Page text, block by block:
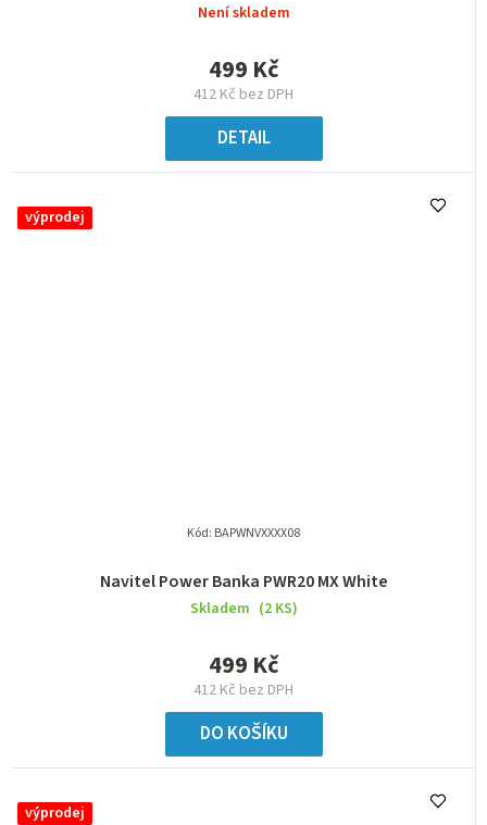
Není skladem
412 Kč bez DPH
499 Kč
DETAIL
výprodej
Navitel Power Banka PWR20 MX White
Skladem (2 KS)
412 Kč bez DPH
499 Kč
DO KOŠÍKU
Kód: BAPWNVXXXX08
výprodej